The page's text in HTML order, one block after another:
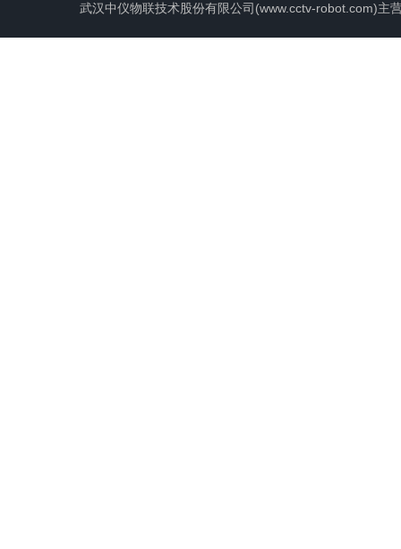
武汉中仪物联技术股份有限公司(www.cctv-robot.com)主